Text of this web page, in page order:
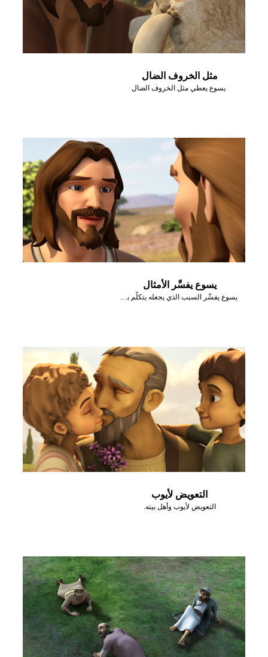
مثل الخروف الضال
يسوع يعطي مثل الخروف الضال
يسوع يفسِّر الأمثال
يسوع يفسِّر السبب الذي يجعله يتكلَّم بأمثال
التعويض لأيوب
التعويض لأيوب وأهل بيته.